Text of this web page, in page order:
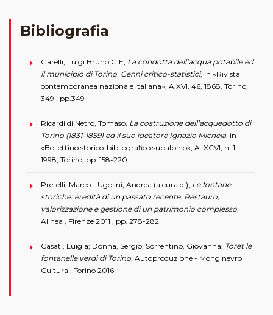
Bibliografia
Garelli, Luigi Bruno G.E, La condotta dell’acqua potabile ed
il municipio di Torino. Cenni critico-statistici, in «Rivista
contemporanea nazionale italiana», A.XVI, 46, 1868, Torino,
349 , pp.349
Ricardi di Netro, Tomaso, La costruzione dell’acquedotto di
Torino (1831-1859) ed il suo ideatore Ignazio Michela, in
«Bollettino storico-bibliografico subalpino», A. XCVI, n. 1,
1998, Torino, pp. 158-220
Pretelli, Marco - Ugolini, Andrea (a cura di), Le fontane
storiche: eredità di un passato recente. Restauro,
valorizzazione e gestione di un patrimonio complesso,
Alinea , Firenze 2011 , pp. 278-282
Casati, Luigia; Donna, Sergio; Sorrentino, Giovanna, Toret le
fontanelle verdi di Torino, Autoproduzione - Monginevro
Cultura , Torino 2016